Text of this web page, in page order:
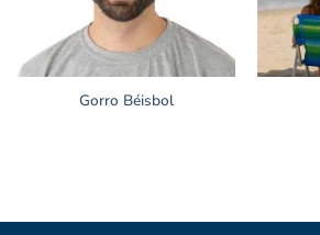
Gorro Béisbol